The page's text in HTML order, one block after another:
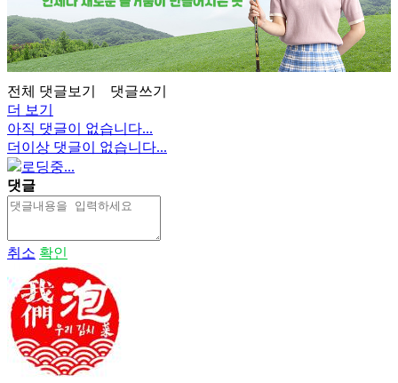
전체 댓글보기
댓글쓰기
더 보기
아직 댓글이 없습니다...
더이상 댓글이 없습니다...
로딩중...
댓글
취소 확인